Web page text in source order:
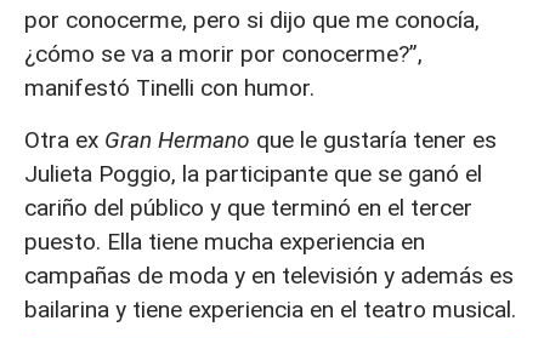
por conocerme, pero si dijo que me conocía,
¿cómo se va a morir por conocerme?”,
manifestó Tinelli con humor.
Otra ex Gran Hermano que le gustaría tener es
Julieta Poggio, la participante que se ganó el
cariño del público y que terminó en el tercer
puesto. Ella tiene mucha experiencia en
campañas de moda y en televisión y además es
bailarina y tiene experiencia en el teatro musical.